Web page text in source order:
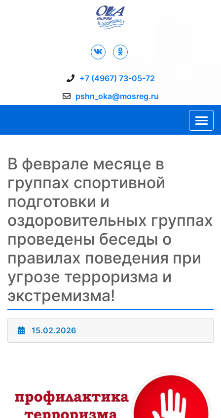
+7 (4967) 73-05-72
pshn_oka@mosreg.ru
В феврале месяце в
группах спортивной
подготовки и
оздоровительных группах
проведены беседы о
правилах поведения при
угрозе терроризма и
экстремизма!
15.02.2026